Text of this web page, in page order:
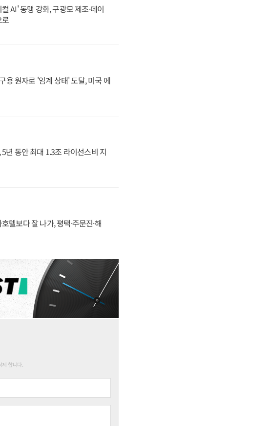
AI' 동맹 강화, 구광모 제조·데이
로
용 원자로 '임계 상태' 도달, 미국 에
년 동안 최대 1.3조 라이선스비 지
텔보다 잘 나가, 평택·주문진·해
제 합니다.